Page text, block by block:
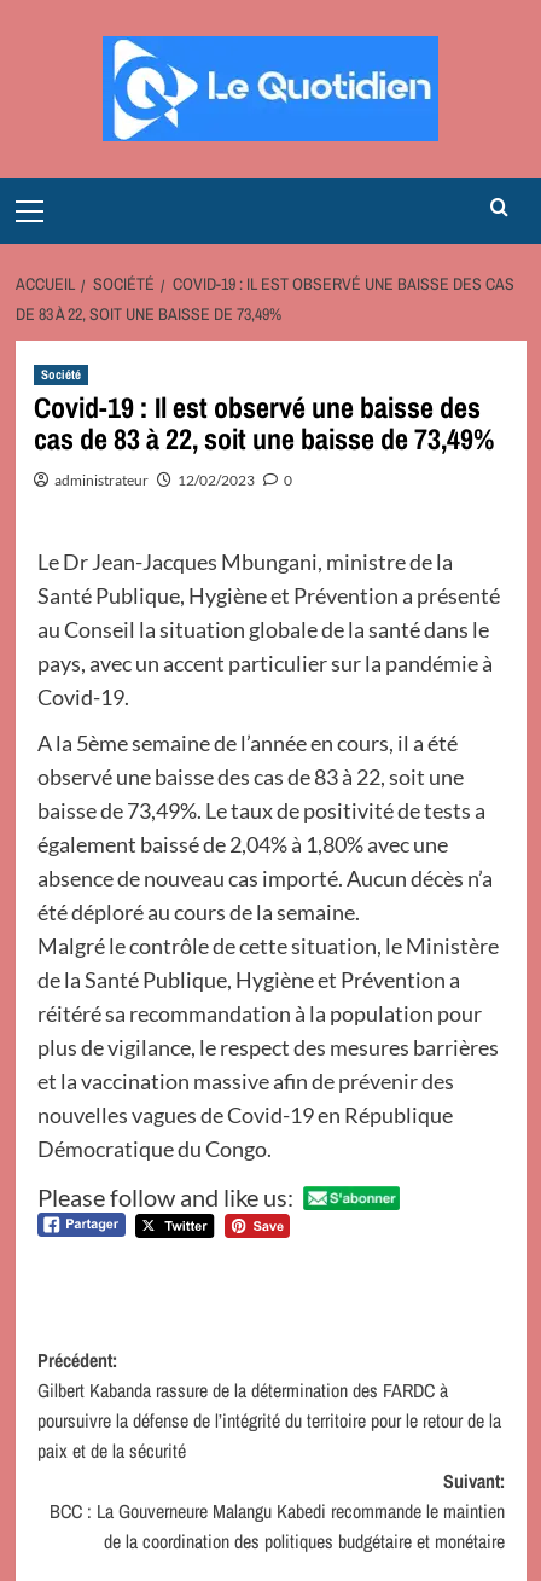
Menu
ACCUEIL SOCIÉTÉ
COVID-19 : IL EST OBSERVÉ UNE BAISSE DES CAS
DE 83 À 22, SOIT UNE BAISSE DE 73,49%
Société
Covid-19 : Il est observé une baisse des
cas de 83 à 22, soit une baisse de 73,49%
administrateur 12/02/2023 0
Le Dr Jean-Jacques Mbungani, ministre de la
Santé Publique, Hygiène et Prévention a présenté
au Conseil la situation globale de la santé dans le
pays, avec un accent particulier sur la pandémie à
Covid-19.
A la 5ème semaine de l’année en cours, il a été
observé une baisse des cas de 83 à 22, soit une
baisse de 73,49%. Le taux de positivité de tests a
également baissé de 2,04% à 1,80% avec une
absence de nouveau cas importé. Aucun décès n’a
été déploré au cours de la semaine.
Malgré le contrôle de cette situation, le Ministère
de la Santé Publique, Hygiène et Prévention a
réitéré sa recommandation à la population pour
plus de vigilance, le respect des mesures barrières
et la vaccination massive afin de prévenir des
nouvelles vagues de Covid-19 en République
Démocratique du Congo.
Please follow and like us:
Navigation
d’article
Précédent:
Gilbert Kabanda rassure de la détermination des FARDC à
poursuivre la défense de l’intégrité du territoire pour le retour de la
paix et de la sécurité
Suivant:
BCC : La Gouverneure Malangu Kabedi recommande le maintien
de la coordination des politiques budgétaire et monétaire